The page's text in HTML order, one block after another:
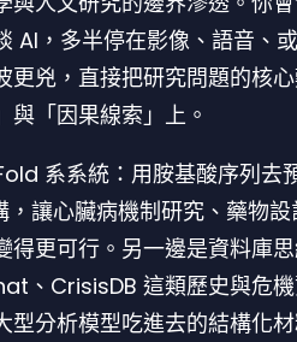
AI，多半停在影像、語音、
更兇，直接把研究問題的核
與「因果線索」上。
系系統：用胺基酸序列去
，讓心臟病機制研究、藥物設
得更可行。另一邊是資料庫
、CrisisDB 這類歷史與危
型分析模型吃進去的結構化